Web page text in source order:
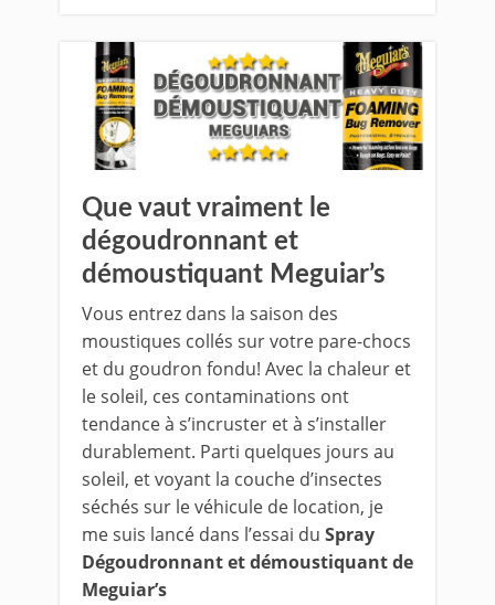
Que vaut vraiment le
dégoudronnant et
démoustiquant Meguiar’s
Vous entrez dans la saison des
moustiques collés sur votre pare-chocs
et du goudron fondu! Avec la chaleur et
le soleil, ces contaminations ont
tendance à s’incruster et à s’installer
durablement. Parti quelques jours au
soleil, et voyant la couche d’insectes
séchés sur le véhicule de location, je
me suis lancé dans l’essai du Spray
Dégoudronnant et démoustiquant de
Meguiar’s